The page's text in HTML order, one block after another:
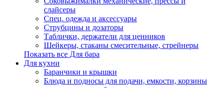
слайсеры
Спец. одежда и аксессуары
Струбцины и дозаторы
Таблички, держатели для ценников
Шейкеры, стаканы смесительные, стрейнеры
Показать все Для бара
Для кухни
Баранчики и крышки
Блюда и подносы для подачи, емкости, корзины